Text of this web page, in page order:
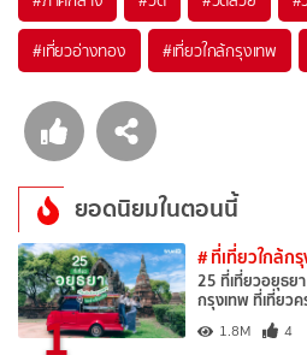
#เที่ยวอ่างทอง #เที่ยวใกล้กรุงเทพ
ยอดนิยมในตอนนี้
1
# ที่เที่ยวใกล้ก
25 ที่เที่ยวอยุธย
กรุงเทพ ที่เที่ยว
1.8M 4